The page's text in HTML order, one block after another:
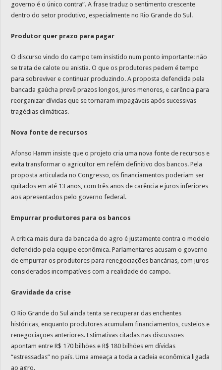
governo é o único contra”. A frase traduz o sentimento crescente
dentro do setor produtivo, especialmente no Rio Grande do Sul.
Produtor quer prazo para pagar
O discurso vindo do campo tem insistido num ponto importante: não
se trata de calote ou anistia. O que os produtores pedem é tempo
para sobreviver e continuar produzindo. A proposta defendida pela
bancada gaúcha prevê prazos longos, juros menores, e carência para
reorganizar dívidas que se tornaram impagáveis após sucessivas
tragédias climáticas.
Nova fonte de recursos
Afonso Hamm insiste que o projeto cria uma nova fonte de recursos e
evita transformar o agricultor em refém definitivo dos bancos. Pela
proposta articulada no Congresso, os financiamentos poderiam ser
quitados em até 13 anos, com três anos de carência e juros inferiores
aos apresentados pelo governo federal.
Empurrar produtores para os bancos
A crítica mais dura da bancada do agro é justamente contra o modelo
defendido pela equipe econômica. Parlamentares acusam o governo
de empurrar os produtores para renegociações bancárias, com juros
considerados incompatíveis com a realidade do campo.
Gravidade da crise
O Rio Grande do Sul ainda tenta se recuperar das enchentes
históricas, enquanto produtores acumulam financiamentos, custeios e
renegociações anteriores. Estimativas citadas nas discussões
apontam entre R$ 170 bilhões e R$ 180 bilhões em dívidas
“estressadas” no país. Uma ameaça a toda a cadeia econômica ligada
ao agro.